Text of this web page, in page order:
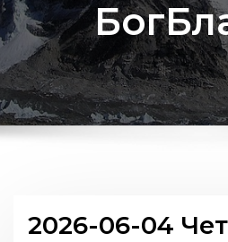
2026-06-04